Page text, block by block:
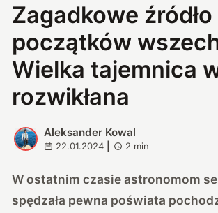
Zagadkowe źródło
początków
Wielka tajemnica
rozwikłana
A
Aleksander Kowal
22.01.2024 2 min
W ostatnim czasie astronomom
spędzała pewna poświata